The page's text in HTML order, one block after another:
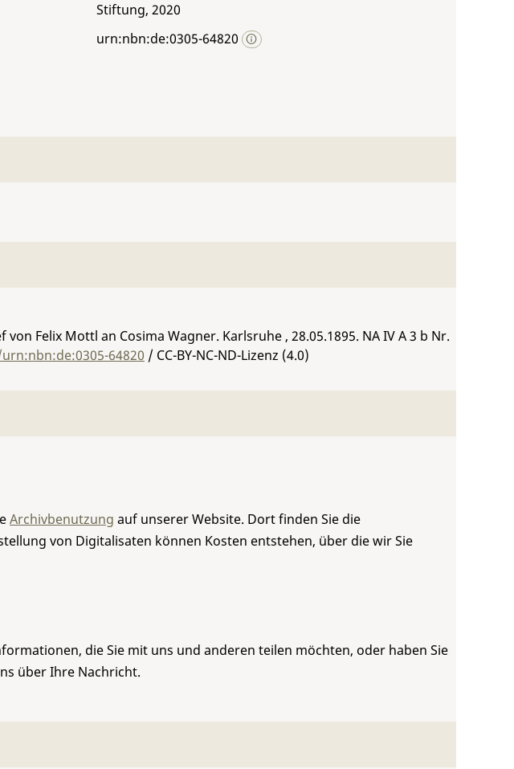
Stiftung, 2020
urn:nbn:de:0305-64820
Felix Mottl an Cosima Wagner. Karlsruhe , 28.05.1895. NA IV A 3 b Nr.
64820 / CC-BY-NC-ND-Lizenz (4.0)
Archivbenutzung auf unserer Website. Dort finden Sie die
von Digitalisaten können Kosten entstehen, über die wir Sie
die Sie mit uns und anderen teilen möchten, oder haben Sie
über Ihre Nachricht.